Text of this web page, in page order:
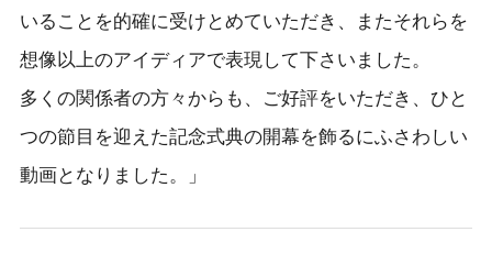
いることを的確に受けとめていただき、またそれらを
想像以上のアイディアで表現して下さいました。
多くの関係者の方々からも、ご好評をいただき、ひと
つの節目を迎えた記念式典の開幕を飾るにふさわしい
動画となりました。」